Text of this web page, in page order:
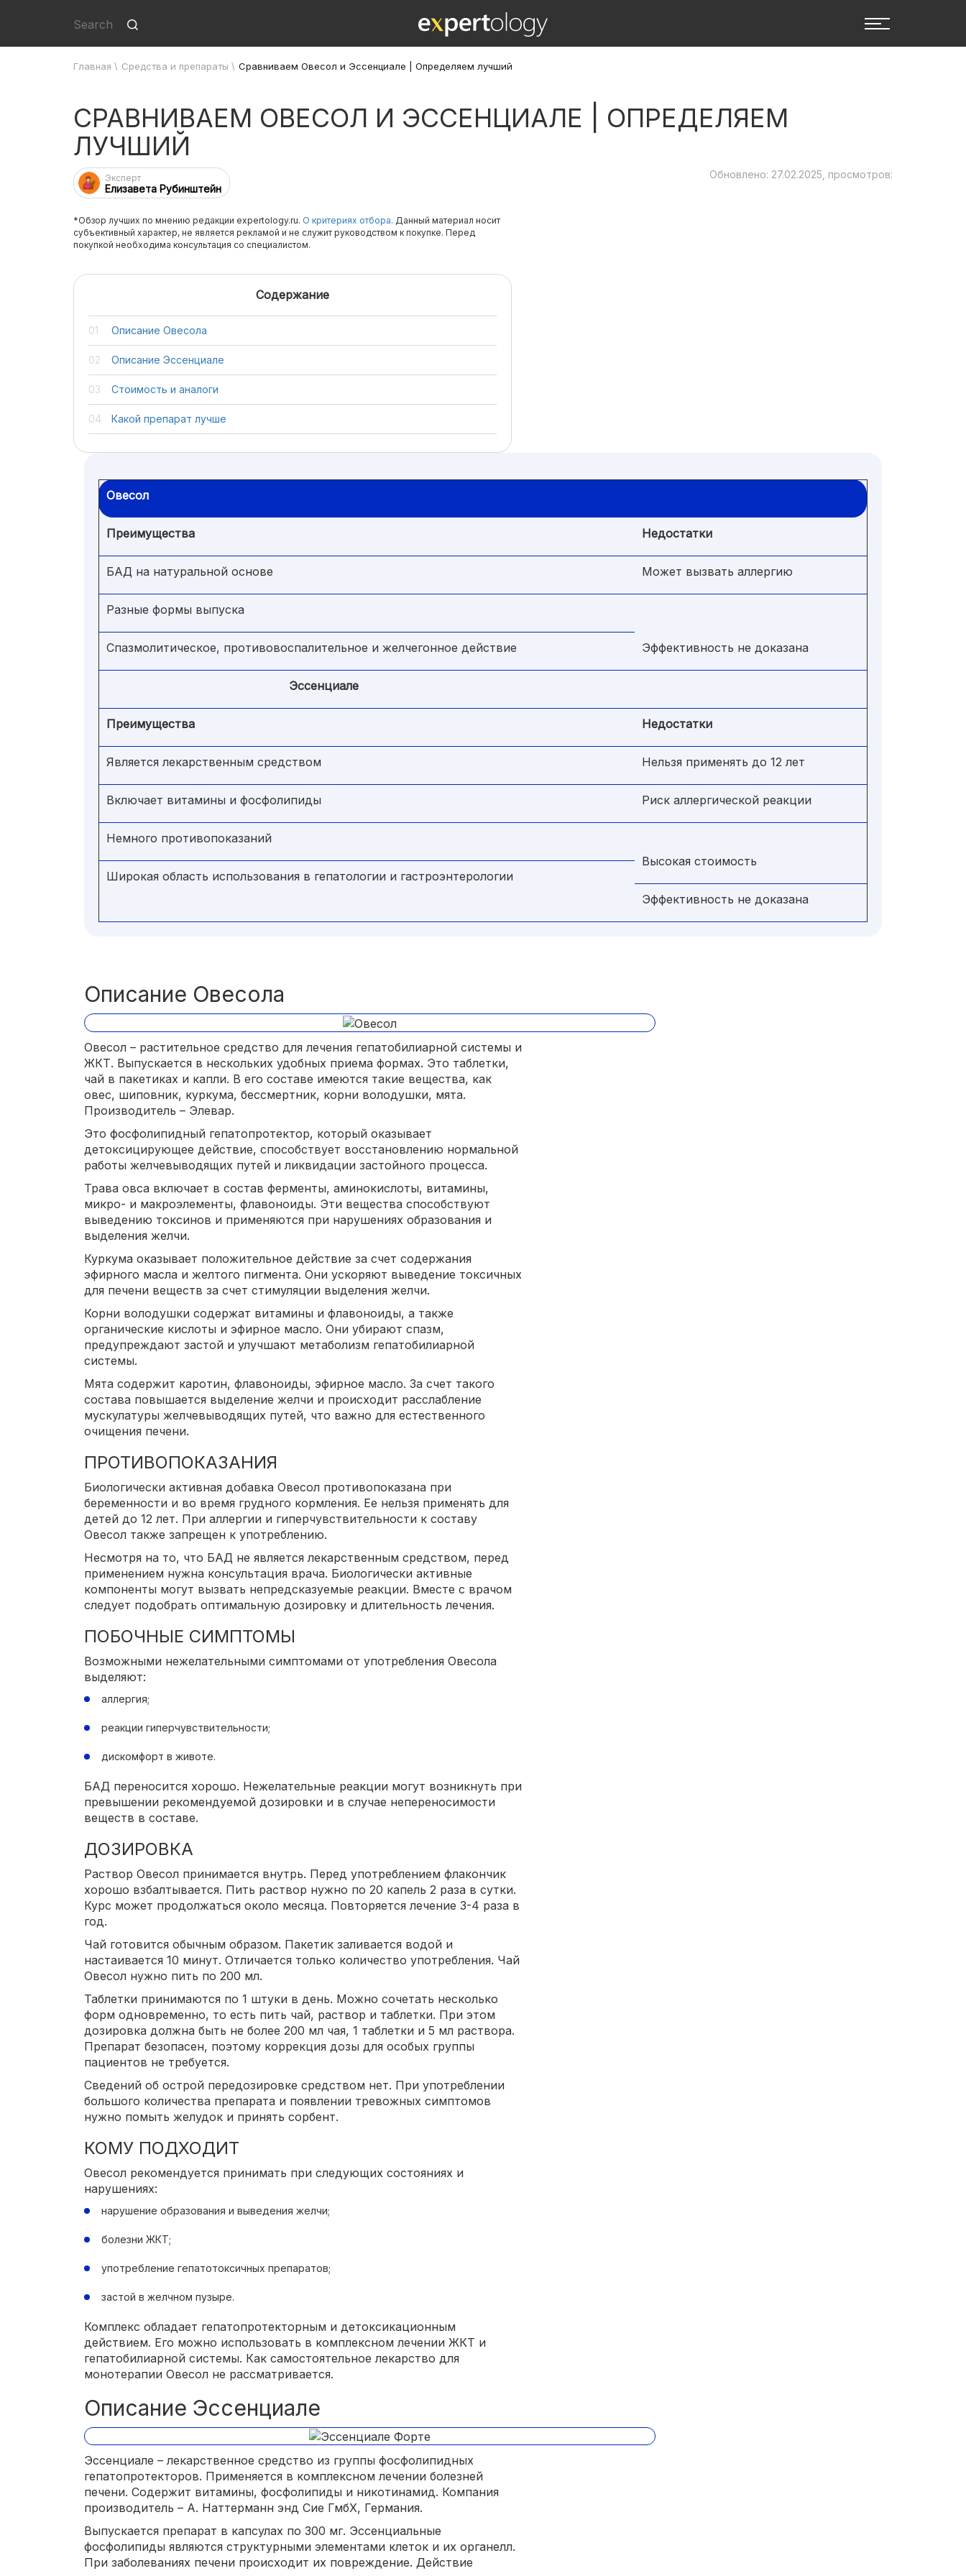
Главная \ Средства и препараты \ Сравниваем Овесол и Эссенциале | Определяем лучший
СРАВНИВАЕМ ОВЕСОЛ И ЭССЕНЦИАЛЕ | ОПРЕДЕЛЯЕМ
ЛУЧШИЙ
Эксперт
Елизавета Рубинштейн
Обновлено: 27.02.2025, просмотров:
*Обзор лучших по мнению редакции expertology.ru. О критериях отбора. Данный материал носит
субъективный характер, не является рекламой и не служит руководством к покупке. Перед
покупкой необходима консультация со специалистом.
Содержание
Описание Овесола
Описание Эссенциале
Стоимость и аналоги
Какой препарат лучше
Овесол
Преимущества Недостатки
БАД на натуральной основе Может вызвать аллергию
Разные формы выпуска
Эффективность не доказана
Спазмолитическое, противовоспалительное и желчегонное действие
Эссенциале
Преимущества Недостатки
Является лекарственным средством Нельзя применять до 12 лет
Включает витамины и фосфолипиды Риск аллергической реакции
Немного противопоказаний
Высокая стоимость
Широкая область использования в гепатологии и гастроэнтерологии
Эффективность не доказана
Описание Овесола
Овесол – растительное средство для лечения гепатобилиарной системы и
ЖКТ. Выпускается в нескольких удобных приема формах. Это таблетки,
чай в пакетиках и капли. В его составе имеются такие вещества, как
овес, шиповник, куркума, бессмертник, корни володушки, мята.
Производитель – Элевар.
Это фосфолипидный гепатопротектор, который оказывает
детоксицирующее действие, способствует восстановлению нормальной
работы желчевыводящих путей и ликвидации застойного процесса.
Трава овса включает в состав ферменты, аминокислоты, витамины,
микро- и макроэлементы, флавоноиды. Эти вещества способствуют
выведению токсинов и применяются при нарушениях образования и
выделения желчи.
Куркума оказывает положительное действие за счет содержания
эфирного масла и желтого пигмента. Они ускоряют выведение токсичных
для печени веществ за счет стимуляции выделения желчи.
Корни володушки содержат витамины и флавоноиды, а также
органические кислоты и эфирное масло. Они убирают спазм,
предупреждают застой и улучшают метаболизм гепатобилиарной
системы.
Мята содержит каротин, флавоноиды, эфирное масло. За счет такого
состава повышается выделение желчи и происходит расслабление
мускулатуры желчевыводящих путей, что важно для естественного
очищения печени.
ПРОТИВОПОКАЗАНИЯ
Биологически активная добавка Овесол противопоказана при
беременности и во время грудного кормления. Ее нельзя применять для
детей до 12 лет. При аллергии и гиперчувствительности к составу
Овесол также запрещен к употреблению.
Несмотря на то, что БАД не является лекарственным средством, перед
применением нужна консультация врача. Биологически активные
компоненты могут вызвать непредсказуемые реакции. Вместе с врачом
следует подобрать оптимальную дозировку и длительность лечения.
ПОБОЧНЫЕ СИМПТОМЫ
Возможными нежелательными симптомами от употребления Овесола
выделяют:
аллергия;
реакции гиперчувствительности;
дискомфорт в животе.
БАД переносится хорошо. Нежелательные реакции могут возникнуть при
превышении рекомендуемой дозировки и в случае непереносимости
веществ в составе.
ДОЗИРОВКА
Раствор Овесол принимается внутрь. Перед употреблением флакончик
хорошо взбалтывается. Пить раствор нужно по 20 капель 2 раза в сутки.
Курс может продолжаться около месяца. Повторяется лечение 3-4 раза в
год.
Чай готовится обычным образом. Пакетик заливается водой и
настаивается 10 минут. Отличается только количество употребления. Чай
Овесол нужно пить по 200 мл.
Таблетки принимаются по 1 штуки в день. Можно сочетать несколько
форм одновременно, то есть пить чай, раствор и таблетки. При этом
дозировка должна быть не более 200 мл чая, 1 таблетки и 5 мл раствора.
Препарат безопасен, поэтому коррекция дозы для особых группы
пациентов не требуется.
Сведений об острой передозировке средством нет. При употреблении
большого количества препарата и появлении тревожных симптомов
нужно помыть желудок и принять сорбент.
КОМУ ПОДХОДИТ
Овесол рекомендуется принимать при следующих состояниях и
нарушениях:
нарушение образования и выведения желчи;
болезни ЖКТ;
употребление гепатотоксичных препаратов;
застой в желчном пузыре.
Комплекс обладает гепатопротекторным и детоксикационным
действием. Его можно использовать в комплексном лечении ЖКТ и
гепатобилиарной системы. Как самостоятельное лекарство для
монотерапии Овесол не рассматривается.
Описание Эссенциале
Эссенциале – лекарственное средство из группы фосфолипидных
гепатопротекторов. Применяется в комплексном лечении болезней
печени. Содержит витамины, фосфолипиды и никотинамид. Компания
производитель – А. Наттерманн энд Сие ГмбХ, Германия.
Выпускается препарат в капсулах по 300 мг. Эссенциальные
фосфолипиды являются структурными элементами клеток и их органелл.
При заболеваниях печени происходит их повреждение. Действие